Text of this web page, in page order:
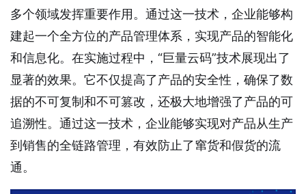
多个领域发挥重要作用。通过这一技术，企业能够构
建起一个全方位的产品管理体系，实现产品的智能化
和信息化。在实施过程中，“巨量云码”技术展现出了
显著的效果。它不仅提高了产品的安全性，确保了数
据的不可复制和不可篡改，还极大地增强了产品的可
追溯性。通过这一技术，企业能够实现对产品从生产
到销售的全链路管理，有效防止了窜货和假货的流
通。